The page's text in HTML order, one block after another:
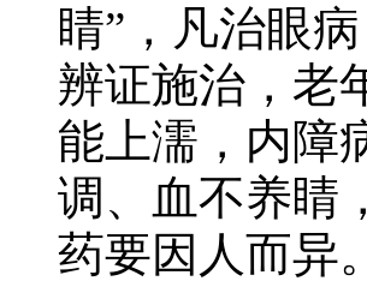
睛”，凡治眼
辨证施治，老
能上濡，内障
调、血不养睛
药要因人而异。